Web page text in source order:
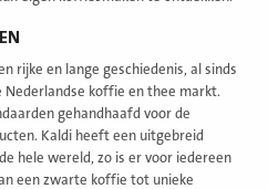
rijke en lange geschiedenis, al sinds
Nederlandse koffie en thee markt.
gehandhaafd voor de
Kaldi heeft een uitgebreid
hele wereld, zo is er voor iedereen
een zwarte koffie tot unieke